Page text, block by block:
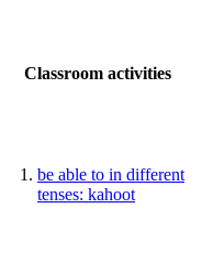
Classroom activities
be able to in different
tenses: kahoot